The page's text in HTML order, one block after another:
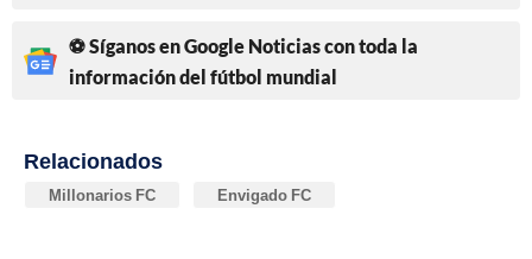
⚽ Síganos en Google Noticias con toda la
información del fútbol mundial
Relacionados
Millonarios FC Envigado FC